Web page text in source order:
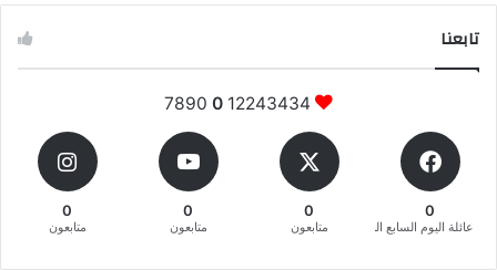
تابعنا
12243434
0
0
عائلة اليوم السابع المغربية
0
متابعون
0
متابعون
0
متابعون